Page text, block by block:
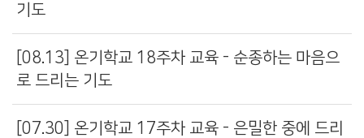
기도
[08.13] 온기학교 18주차 교육 - 순종하는 마음으
로 드리는 기도
[07.30] 온기학교 17주차 교육 - 은밀한 중에 드리